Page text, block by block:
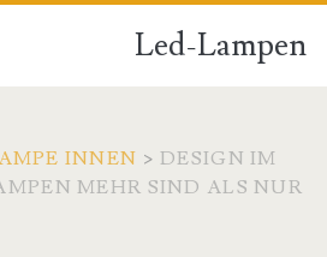
Led-Lampen
INNEN >DESIGN IM
MEHR SIND ALS NUR